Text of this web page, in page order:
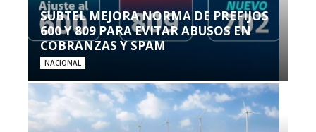
SUBTEL MEJORA NORMA DE PREFIJOS
600 Y 809 PARA EVITAR ABUSOS EN
COBRANZAS Y SPAM
NACIONAL